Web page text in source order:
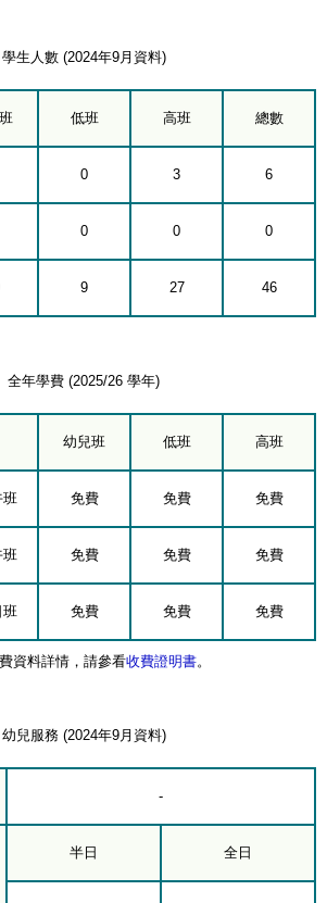
學生人數 (2024年9月資料)
低班 高班 總數
0 3 6
0 0 0
9 27 46
全年學費 (2025/26 學年)
幼兒班 低班 高班
班 免費 免費 免費
班 免費 免費 免費
班 免費 免費 免費
資料詳情，請參看收費證明書。
幼兒服務 (2024年9月資料)
-
半日 全日